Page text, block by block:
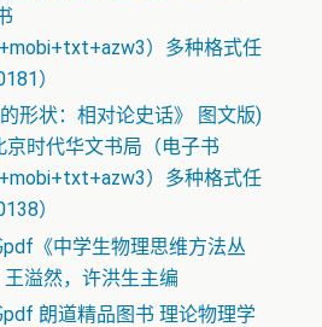
）多种格式任
）
形状：相对论史话》 图文版)
京时代华文书局（电子书
）多种格式任
）
《中学生物理思维方法丛
溢然，许洪生主编
朗道精品图书 理论物理学